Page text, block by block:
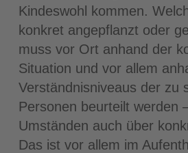
Kindeswohl kommen.
konkret angepflanzt oder
muss vor Ort anhand der
Situation und vor allem
Verständnisniveaus der zu
Personen beurteilt werden
Umständen auch über
Das ist vor allem im